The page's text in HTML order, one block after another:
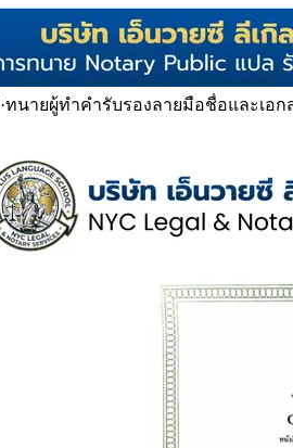
·ทนายผู้ทำคำรับรองลายมือชื่อและเอก